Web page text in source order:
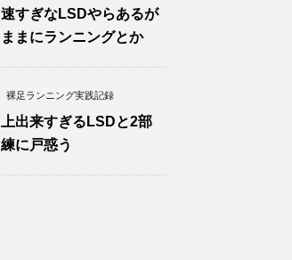
速すぎなLSDやらあるが
ままにランニングとか
裸足ランニング実践記録
上出来すぎるLSDと2部
練に戸惑う